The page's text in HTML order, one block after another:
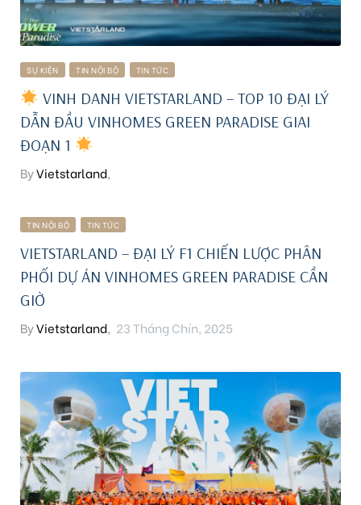
SỰ KIỆN TIN NỘI BỘ TIN TỨC
VINH DANH VIETSTARLAND – TOP 10 ĐẠI LÝ
DẪN ĐẦU VINHOMES GREEN PARADISE GIAI
ĐOẠN 1
ByVietstarland,
TIN NỘI BỘ TIN TỨC
VIETSTARLAND – ĐẠI LÝ F1 CHIẾN LƯỢC PHÂN
PHỐI DỰ ÁN VINHOMES GREEN PARADISE CẦN
GIỜ
ByVietstarland, 23 Tháng Chín, 2025